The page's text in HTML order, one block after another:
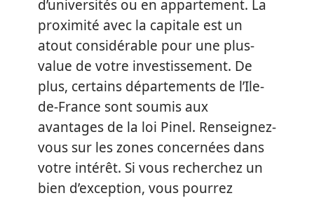
d’universités ou en appartement. La
proximité avec la capitale est un
atout considérable pour une plus-
value de votre investissement. De
plus, certains départements de l’Ile-
de-France sont soumis aux
avantages de la loi Pinel. Renseignez-
vous sur les zones concernées dans
votre intérêt. Si vous recherchez un
bien d’exception, vous pourrez